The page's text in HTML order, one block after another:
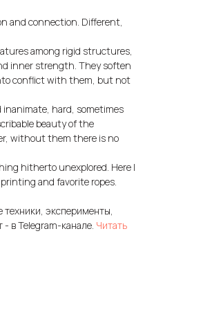
and connection. Different,
among rigid structures,
inner strength. They soften
conflict with them, but not
hard, sometimes
beauty of the
without them there is no
hitherto unexplored. Here I
and favorite ropes.
техники, эксперименты,
- в Telegram-канале. Читать